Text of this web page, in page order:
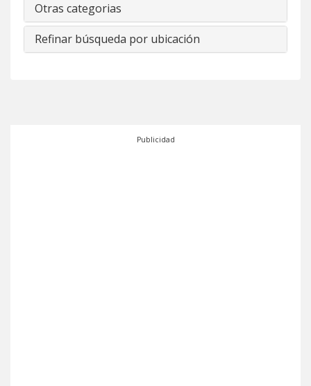
Otras categorias
Refinar búsqueda por ubicación
Publicidad